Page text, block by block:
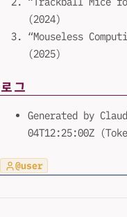
(2024)
“Mouseless
(2025)
로그
Generated by
04T12:25:00Z
@user